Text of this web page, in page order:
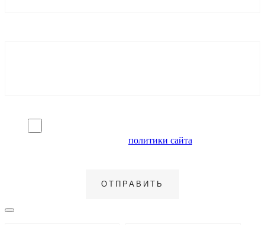
политики сайта